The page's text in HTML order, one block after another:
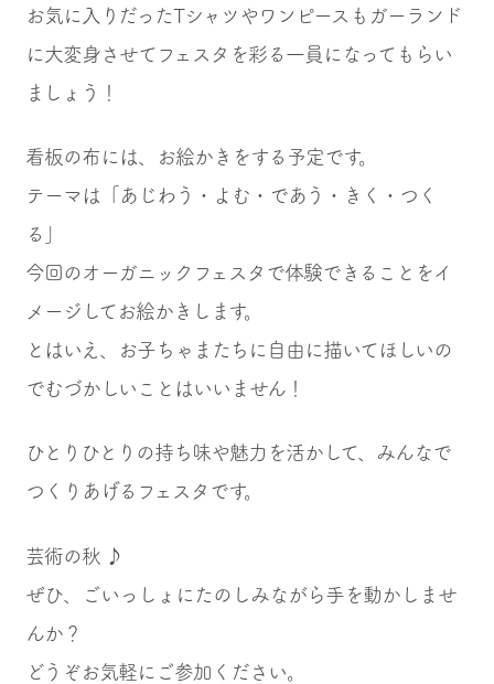
お気に入りだったTシャツやワンピースもガーランド
に大変身させてフェスタを彩る一員になってもらい
ましょう！
看板の布には、お絵かきをする予定です。
テーマは「あじわう・よむ・であう・きく・つく
る」
今回のオーガニックフェスタで体験できることをイ
メージしてお絵かきします。
とはいえ、お子ちゃまたちに自由に描いてほしいの
でむづかしいことはいいません！
ひとりひとりの持ち味や魅力を活かして、みんなで
つくりあげるフェスタです。
芸術の秋 ♪
ぜひ、ごいっしょにたのしみながら手を動かしませ
んか？
どうぞお気軽にご参加ください。